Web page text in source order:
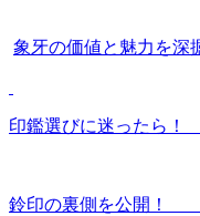
象牙の価値と魅力を
印鑑選びに迷った
鈴印の裏側を公開